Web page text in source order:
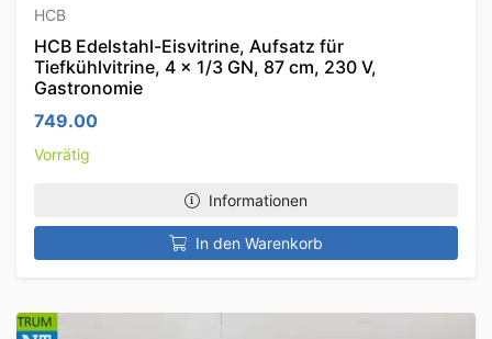
HCB
HCB Edelstahl-Eisvitrine, Aufsatz für
Tiefkühlvitrine, 4 x 1/3 GN, 87 cm, 230 V,
Gastronomie
749.00
Vorrätig
Informationen
In den Warenkorb